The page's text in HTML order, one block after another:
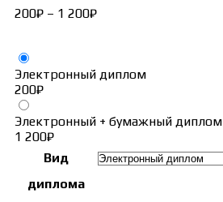
200₽ – 1 200₽
Электронный диплом
200₽
Электронный + бумажный диплом
1 200₽
Вид
диплома